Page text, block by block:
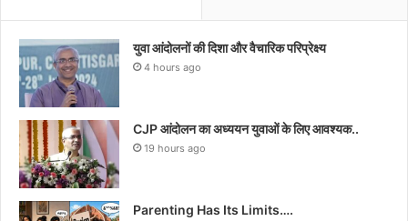
युवा आंदोलनों की दिशा और वैचारिक परिप्रेक्ष्य
4 hours ago
CJP आंदोलन का अध्ययन युवाओं के लिए आवश्यक..
19 hours ago
Parenting Has Its Limits….